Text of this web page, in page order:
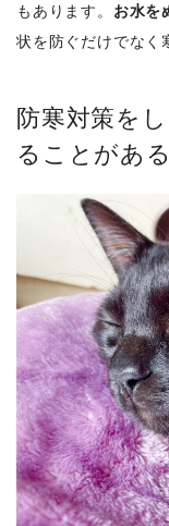
もあります。 お水を
状を防ぐだけでなく
防寒対策を
ることがある